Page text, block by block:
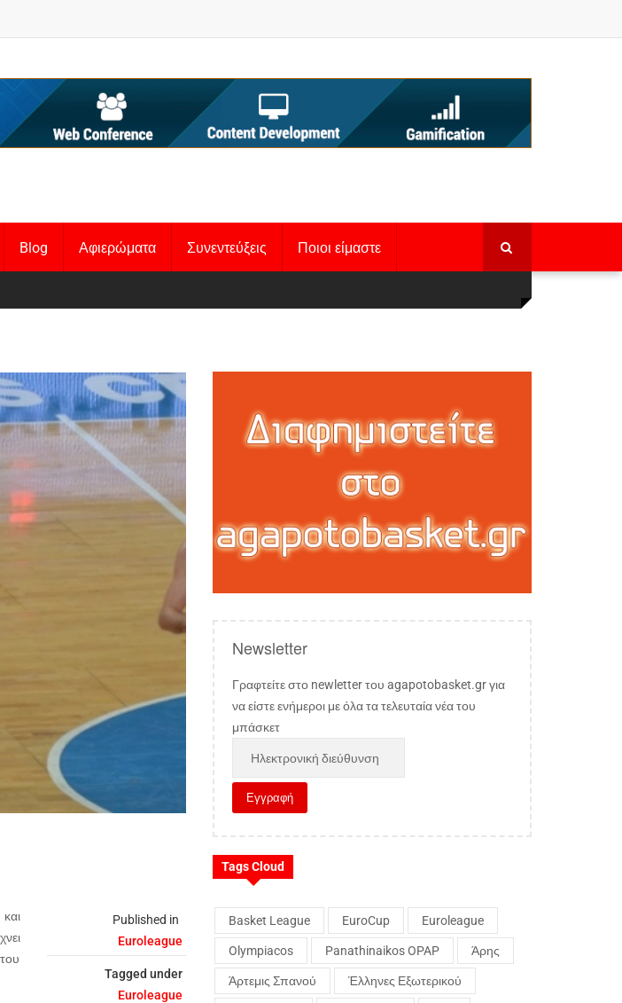
Blog Αφιερώματα Συνεντεύξεις Ποιοι είμαστε
Published in
Euroleague
Tagged under
Euroleague
Newsletter
Γραφτείτε στο newletter του agapotobasket.gr για
να είστε ενήμεροι με όλα τα τελευταία νέα του
μπάσκετ
Tags Cloud
Basket League EuroCup Euroleague
Olympiacos Panathinaikos OPAP Άρης
Άρτεμις Σπανού Έλληνες Εξωτερικού